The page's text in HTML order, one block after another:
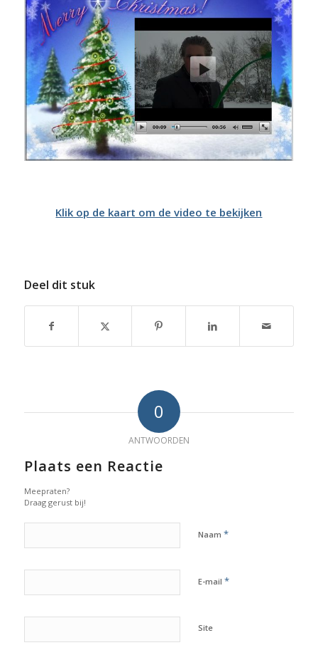
Klik op de kaart om de video te bekijken
Deel dit stuk
0
ANTWOORDEN
Plaats een Reactie
Meepraten?
Draag gerust bij!
Naam *
E-mail *
Site